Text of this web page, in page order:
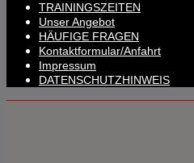
TRAININGSZEITEN
Unser Angebot
HÄUFIGE FRAGEN
Kontaktformular/Anfahrt
Impressum
DATENSCHUTZHINWEIS